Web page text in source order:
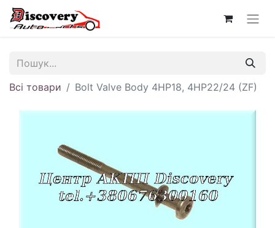
Всі товари Bolt Valve Body 4HP18, 4HP22/24 (ZF)